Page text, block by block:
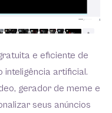
e eficiente de
inteligência artificial.
gerador de meme e
seus anúncios